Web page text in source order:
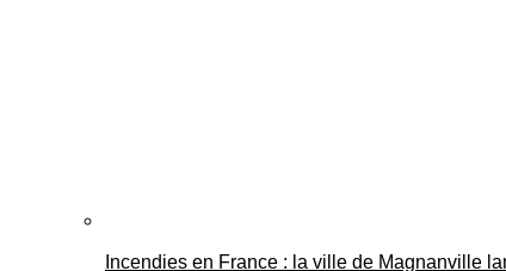
Incendies en France : la ville de Magnanville